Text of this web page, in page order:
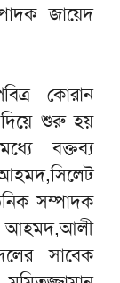
জায়েদ
কোরান
শুরু হয়
বক্তব্য
সম্পাদক
আহমদ,আলী
সাবেক